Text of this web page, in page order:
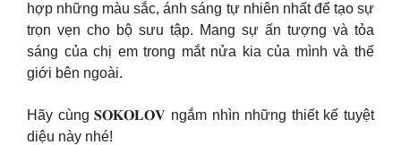
hợp những màu sắc, ánh sáng tự nhiên nhất để tạo sự
trọn vẹn cho bộ sưu tập. Mang sự ấn tượng và tỏa
sáng của chị em trong mắt nửa kia của mình và thế
giới bên ngoài.
Hãy cùng 𝐒𝐎𝐊𝐎𝐋𝐎𝐕 ngắm nhìn những thiết kế tuyệt
diệu này nhé!